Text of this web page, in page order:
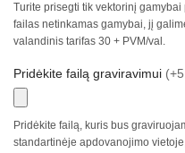
Turite prisegti tik vektorinį
failas netinkamas gamybai, jį
valandinis tarifas 30 + PVM/val.
Pridėkite failą graviravimui
Pridėkite failą, kuris bus
standartinėje apdovanojimo